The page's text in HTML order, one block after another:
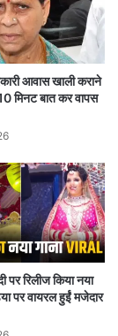
पहुंचे, जहां
आवास खाली कराने
मिनट बात कर वापस
पर रिलीज किया नया
पर वायरल हुईं मजेदार